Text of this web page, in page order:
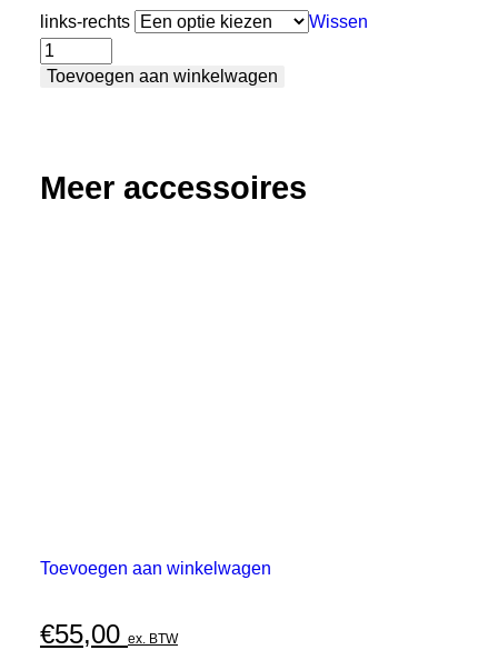
links-rechts
Wissen
Aanslag-
en
tafelverlenger
Toevoegen aan winkelwagen
Meer accessoires
Toevoegen aan winkelwagen
€55,00 ex. BTW